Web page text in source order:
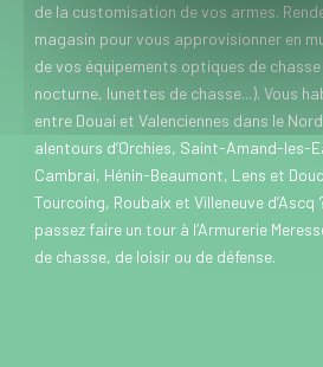
de la customisation de vos armes.
magasin pour vous approvisionner en
de vos équipements optiques de chasse
nocturne, lunettes de chasse...). Vous
entre Douai et Valenciennes dans le
alentours d’Orchies, Saint-Amand-les-
Cambrai, Hénin-Beaumont, Lens et
Tourcoing, Roubaix et Villeneuve d’Ascq
passez faire un tour à l’Armurerie
de chasse, de loisir ou de défense.